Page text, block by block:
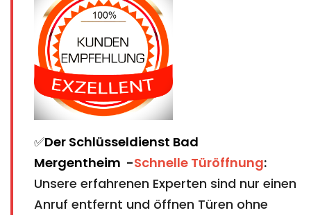
✅Der Schlüsseldienst Bad
Mergentheim -Schnelle Türöffnung:
Unsere erfahrenen Experten sind nur einen
Anruf entfernt und öffnen Türen ohne